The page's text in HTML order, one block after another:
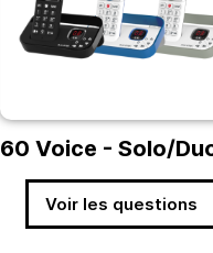
Voice - Solo/
Voir les questions